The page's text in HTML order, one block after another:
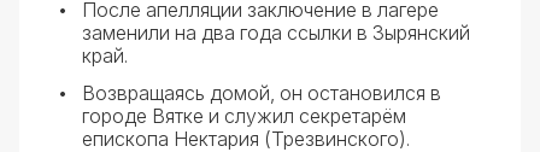
После апелляции заключение в лагере
заменили на два года ссылки в Зырянский
край.
Возвращаясь домой, он остановился в
городе Вятке и служил секретарём
епископа Нектария (Трезвинского).